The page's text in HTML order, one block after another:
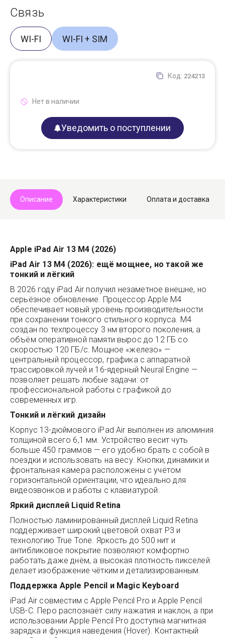
Связь
WI-FI WI-FI + SIM
Код: 224213
Нет в наличии
Уведомить о поступлении
Описание Характеристики Оплата и доставка
Apple iPad Air 13 M4 (2026)
iPad Air 13 M4 (2026): ещё мощнее, но такой же
тонкий и лёгкий
В 2026 году iPad Air получил незаметное внешне, но
серьёзное обновление. Процессор Apple M4
обеспечивает новый уровень производительности
при сохранении тонкого стильного корпуса. M4
создан по техпроцессу 3 нм второго поколения, а
объём оперативной памяти вырос до 12 ГБ со
скоростью 120 ГБ/с. Мощное «железо» —
центральный процессор, графика с аппаратной
трассировкой лучей и 16-ядерный Neural Engine —
позволяет решать любые задачи: от
профессиональной работы с графикой до
современных игр.
Тонкий и лёгкий дизайн
Корпус 13-дюймового iPad Air выполнен из алюминия
толщиной всего 6,1 мм. Устройство весит чуть
больше 450 граммов — его удобно брать с собой в
поездки и использовать на весу. Кнопки, динамики и
фронтальная камера расположены с учётом
горизонтальной ориентации, что идеально для
видеозвонков и работы с клавиатурой.
Яркий дисплей Liquid Retina
Полностью ламинированный дисплей Liquid Retina
поддерживает широкий цветовой охват P3 и
технологию True Tone. Яркость до 500 нит и
антибликовое покрытие позволяют комфортно
работать даже днём, а высокая плотность пикселей
делает изображение чётким и детализированным.
Поддержка Apple Pencil и Magic Keyboard
iPad Air совместим с Apple Pencil Pro и Apple Pencil
USB-C. Перо распознаёт силу нажатия и наклон, а при
использовании Apple Pencil Pro доступна магнитная
зарядка и функция наведения (Hover). Контактный